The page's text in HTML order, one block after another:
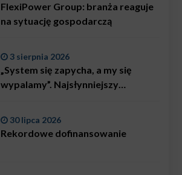
FlexiPower Group: branża reaguje
na sytuację gospodarczą
3 sierpnia 2026
„System się zapycha, a my się
wypalamy”. Najsłynniejszy
problemem są nie tylko choroby
30 lipca 2026
Rekordowe dofinansowanie